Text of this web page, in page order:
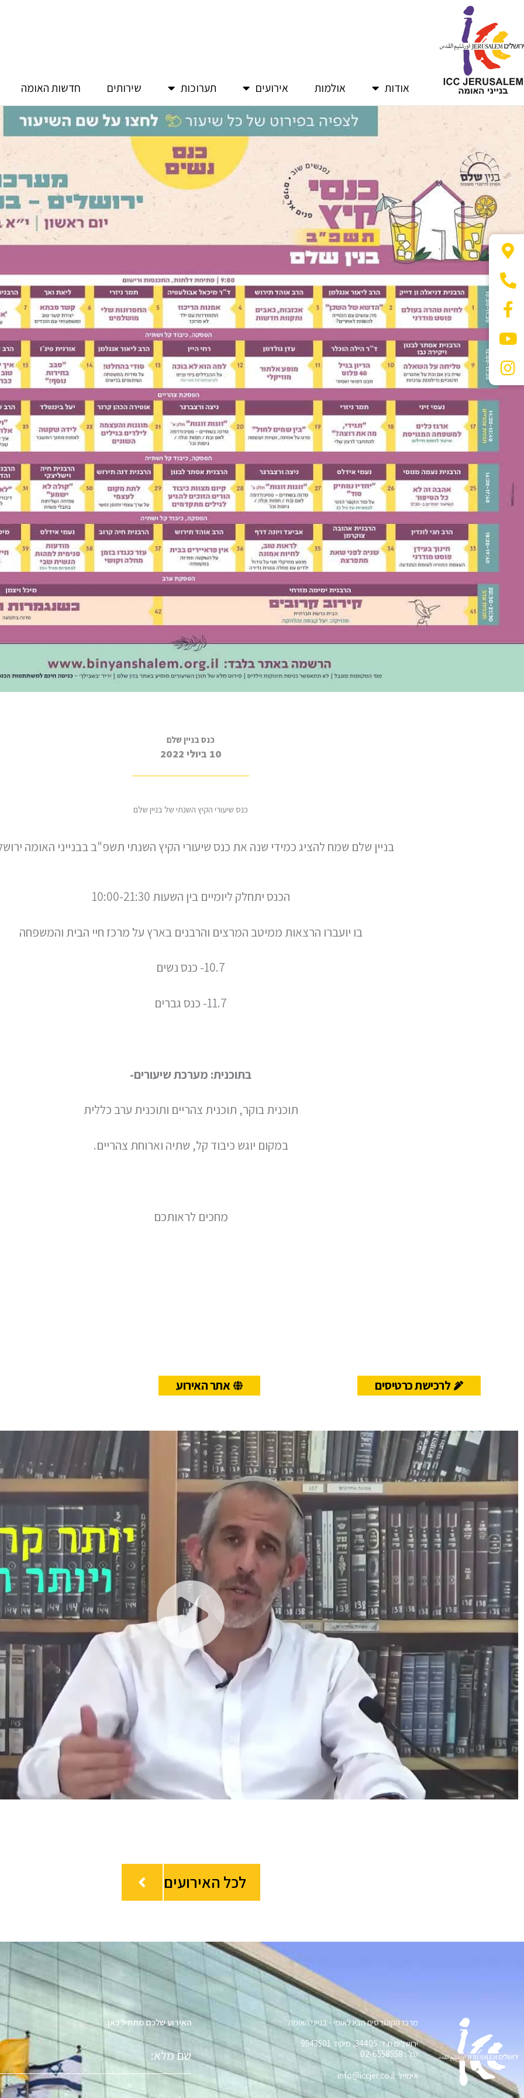
אודות אולמות אירועים תערוכות שירותים חדשות האומה
כנס בניין שלם
10 ביולי 2022
כנס שיעורי הקיץ השנתי של בניין שלם
בניין שלם שמח להציג כמידי שנה את כנס שיעורי הקיץ השנתי תשפ"ב בבנייני האומה
הכנס יתחלק ליומיים בין השעות 10:00-21:30
בו יועברו הרצאות ממיטב המרצים והרבנים בארץ על מרכז חיי הבית והמשפחה
10.7- כנס נשים
11.7- כנס גברים
בתוכנית: מערכת שיעורים-
תוכנית בוקר, תוכנית צהריים ותוכנית ערב כללית
במקום יוגש כיבוד קל, שתיה וארוחת צהריים.
מחכים לראותכם
לרכישת כרטיסים אתר האירוע
Play
לכל האירועים
מרכז הקונגרסים הבינלאומי - בנייני האומה
ירושלים ת.ד. 34405, מיקוד 9543501
טל׳: 02-6558558
אימייל: info@iccjer.co.il
האירוע שלכם מתחיל כאן:
מלא
טלפון